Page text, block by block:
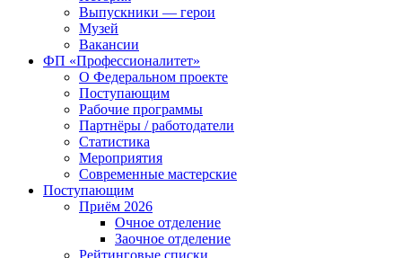
Выпускники — герои
Музей
Вакансии
ФП «Профессионалитет»
О Федеральном проекте
Поступающим
Рабочие программы
Партнёры / работодатели
Статистика
Мероприятия
Современные мастерские
Поступающим
Приём 2026
Очное отделение
Заочное отделение
Рейтинговые списки